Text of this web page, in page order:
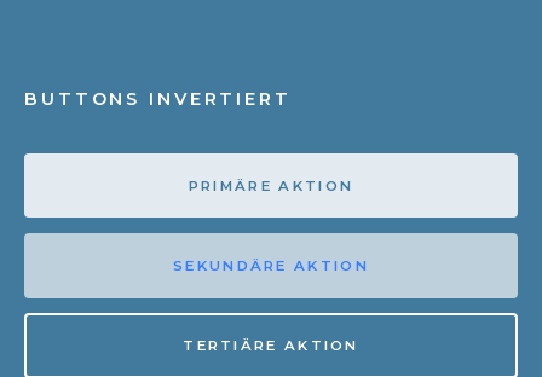
BUTTONS INVERTIERT
PRIMÄRE AKTION
SEKUNDÄRE AKTION
TERTIÄRE AKTION